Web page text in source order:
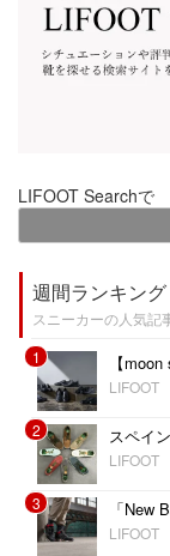
LIFOOT Searchで
週間ランキング
スニーカーの人気記
1
【
LIFOOT
2 スペイ
LIFOOT
3 「New
LIFOOT